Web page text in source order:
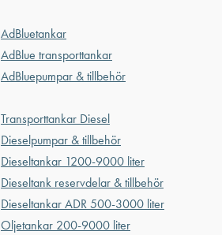
AdBluetankar
AdBlue transporttankar
AdBluepumpar & tillbehör
Transporttankar Diesel
Dieselpumpar & tillbehör
Dieseltankar 1200-9000 liter
Dieseltank reservdelar & tillbehör
Dieseltankar ADR 500-3000 liter
Oljetankar 200-9000 liter